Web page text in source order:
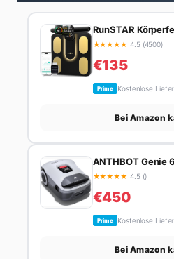
Wochenenden am liebsten
RunSTAR
★★★★★ 4.5 (4500)
€135
Prime Kostenlose
Bei Amazon
ANTHBOT Genie
★★★★★ 4.5 ()
€450
Prime Kostenlose
Bei Amazon